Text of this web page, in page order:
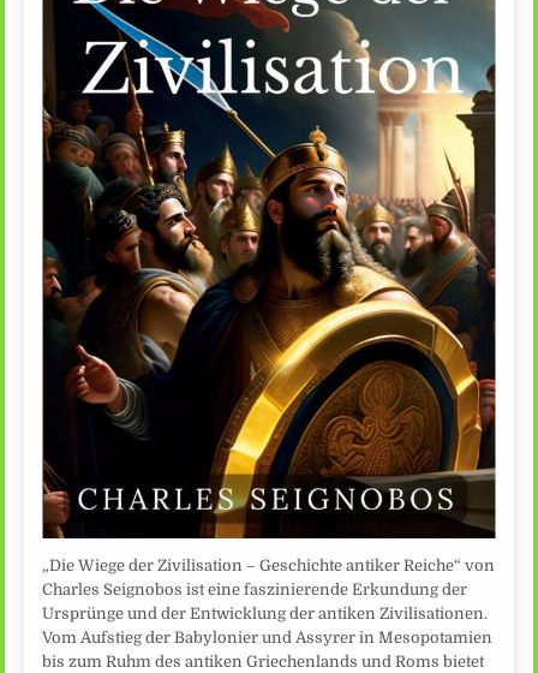
„Die Wiege der Zivilisation – Geschichte antiker Reiche“ von
Charles Seignobos ist eine faszinierende Erkundung der
Ursprünge und der Entwicklung der antiken Zivilisationen.
Vom Aufstieg der Babylonier und Assyrer in Mesopotamien
bis zum Ruhm des antiken Griechenlands und Roms bietet